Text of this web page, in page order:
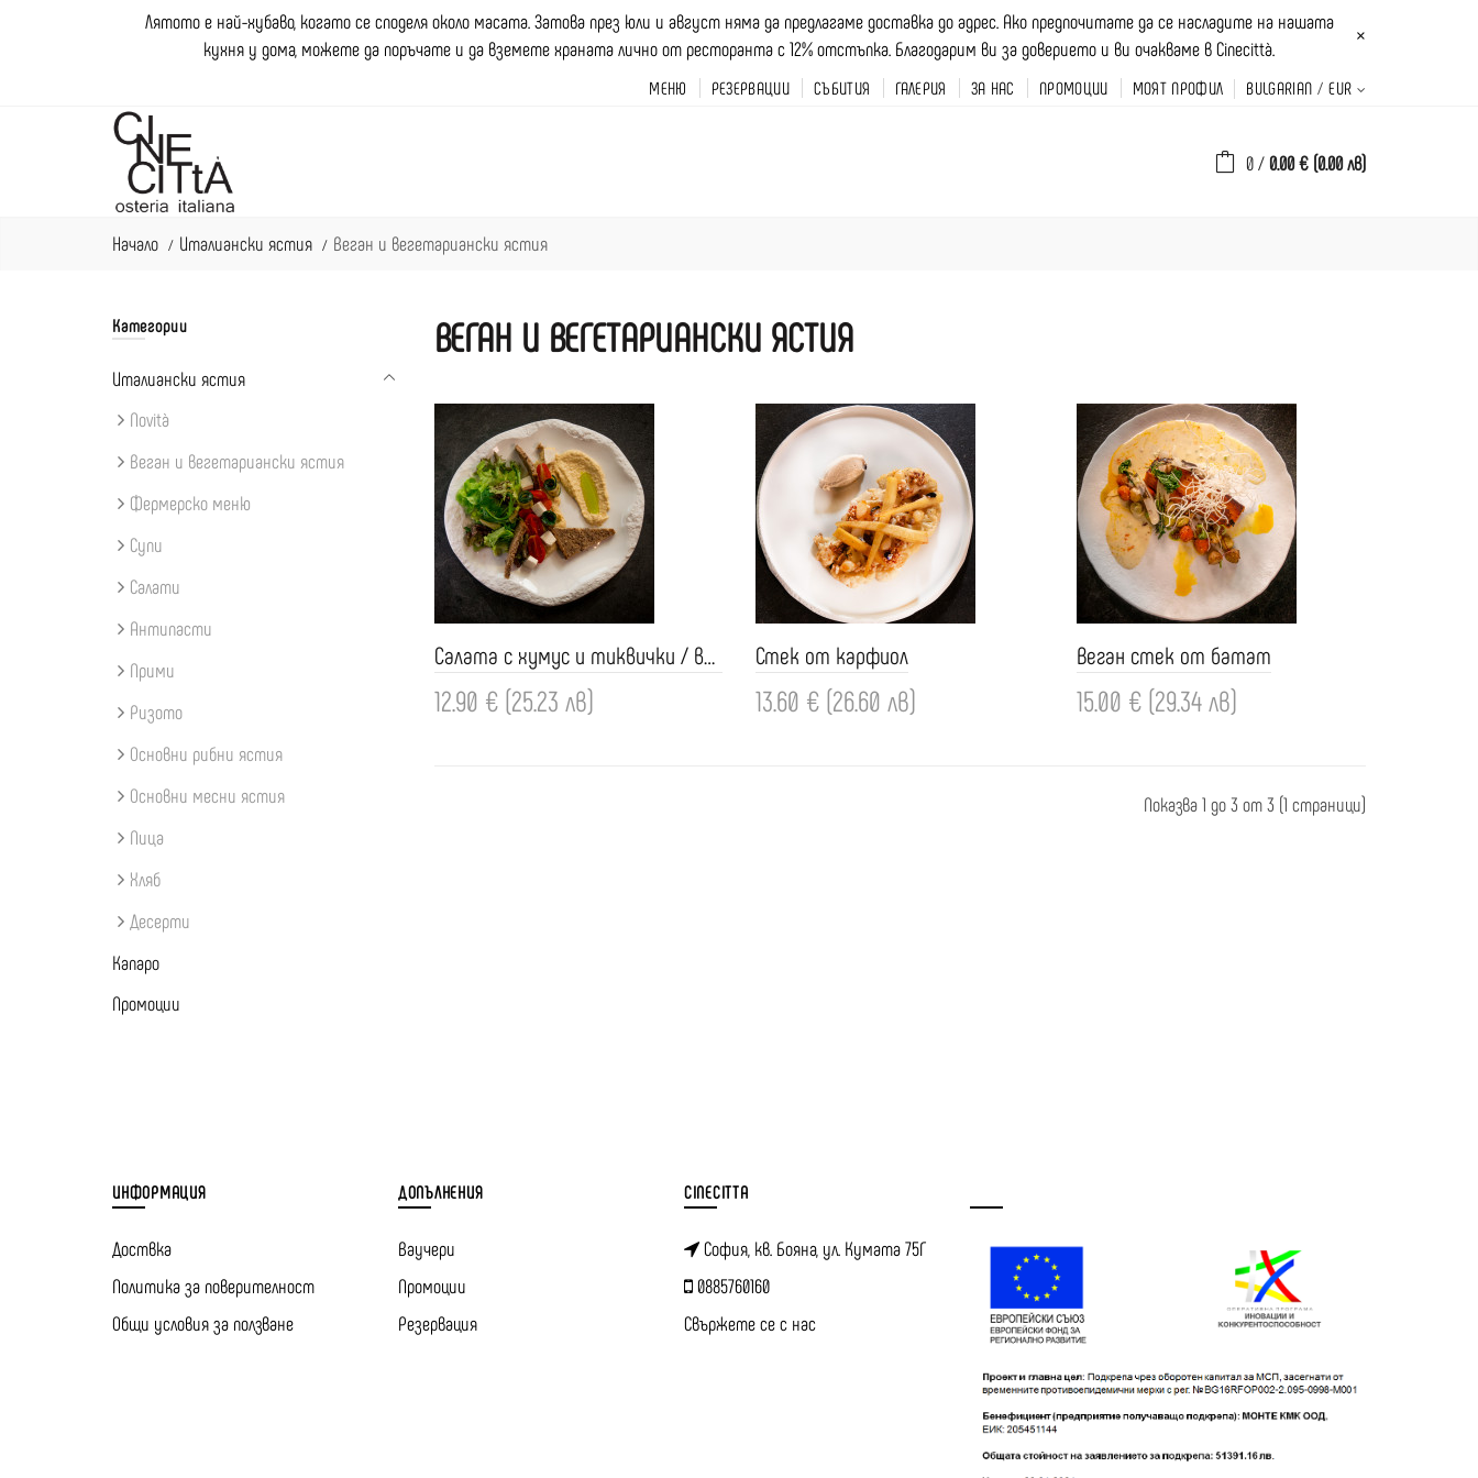
Лятото е най-хубаво, когато се споделя около масата. Затова през юли и август няма да предлагаме доставка до адрес. Ако предпочитате да се насладите на нашата
кухня у дома, можете да поръчате и да вземете храната лично от ресторанта с 12% отстъпка. Благодарим ви за доверието и ви очакваме в Cinecittà.
×
МЕНЮ РЕЗЕРВАЦИИ СЪБИТИЯ ГАЛЕРИЯ ЗА НАС ПРОМОЦИИ МОЯТ ПРОФИЛ BULGARIAN EUR
0/0.00 € (0.00 лв)
Начало Италиански ястия Веган и вегетариански ястия
Категории
Италиански ястия
Novità
Веган и вегетариански ястия
Фермерско меню
Супи
Салати
Антипасти
Прими
Ризото
Основни рибни ястия
Основни месни ястия
Пица
Хляб
Десерти
Капаро
Промоции
ВЕГАН И ВЕГЕТАРИАНСКИ ЯСТИЯ
Салата с хумус и тиквички / веган
12.90 € (25.23 лв)
Стек от карфиол
13.60 € (26.60 лв)
Веган стек от батат
15.00 € (29.34 лв)
Показва 1 до 3 от 3 (1 страници)
ИНФОРМАЦИЯ
Доствка
Политика за поверителност
Общи условия за ползване
ДОПЪЛНЕНИЯ
Ваучери
Промоции
Резервация
CINECITTA
София, кв. Бояна, ул. Кумата 75Г
0885760160
Свържете се с нас